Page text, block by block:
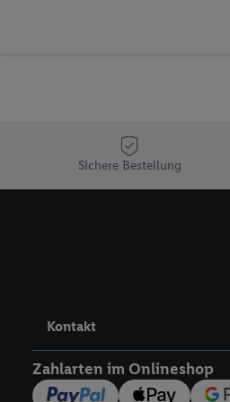
Sichere Bestellung
Kontakt
Zahlarten im Onlineshop